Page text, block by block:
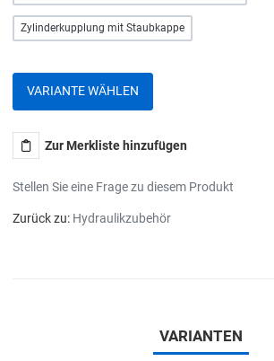
Zylinderkupplung mit Staubkappe
VARIANTE WÄHLEN
Zur Merkliste hinzufügen
Stellen Sie eine Frage zu diesem Produkt
Zurück zu: Hydraulikzubehör
VARIANTEN